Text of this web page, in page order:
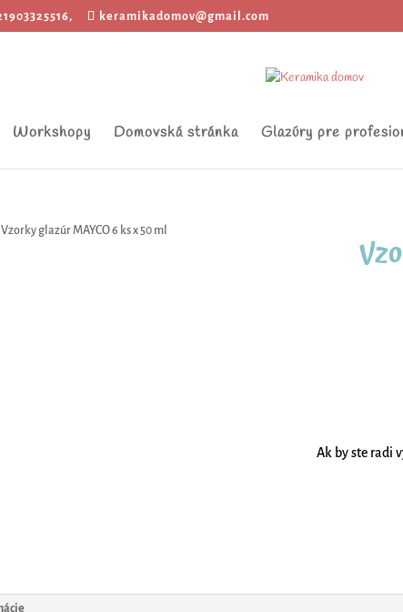
keramikadomov@gmail.com
Workshopy Domovská stránka Glazúry pre
glazúr MAYCO 6 ks x 50 ml
Ak by ste radi